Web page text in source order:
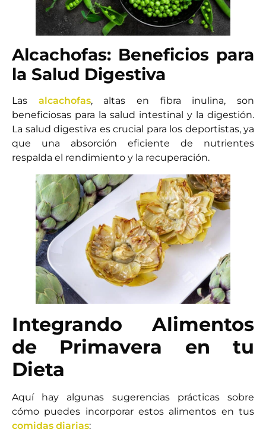
Alcachofas: Beneficios para
la Salud Digestiva
Las alcachofas, altas en fibra inulina, son
beneficiosas para la salud intestinal y la digestión.
La salud digestiva es crucial para los deportistas, ya
que una absorción eficiente de nutrientes
respalda el rendimiento y la recuperación.
Integrando Alimentos
de Primavera en tu
Dieta
Aquí hay algunas sugerencias prácticas sobre
cómo puedes incorporar estos alimentos en tus
comidas diarias: